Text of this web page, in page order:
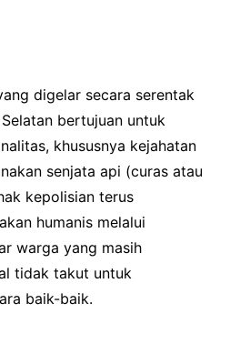
digelar secara serentak
bertujuan untuk
khususnya kejahatan
senjata api (curas atau
kepolisian terus
humanis melalui
warga yang masih
tidak takut untuk
baik-baik.